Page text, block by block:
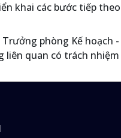
khai các bước tiếp
phòng Kế hoạch
liên quan có trách